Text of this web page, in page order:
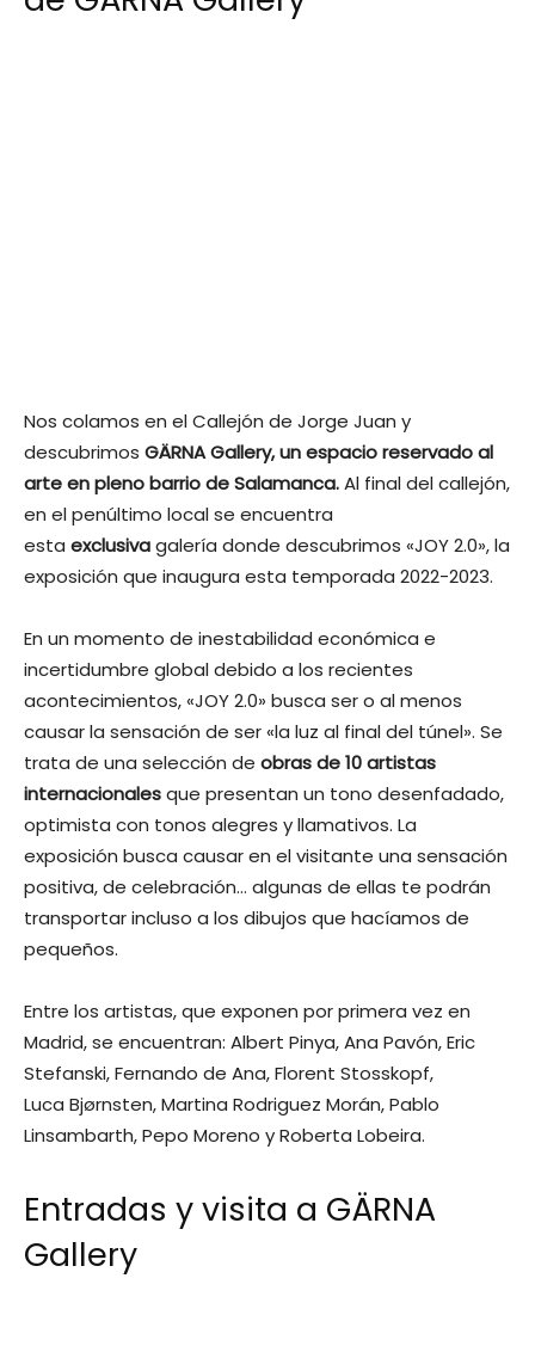
Nos colamos en el Callejón de Jorge Juan y
descubrimos GÄRNA Gallery, un espacio reservado al
arte en pleno barrio de Salamanca.Al final del callejón,
en el penúltimo local se encuentra
esta exclusivagalería donde descubrimos «JOY 2.0», la
exposición que inaugura esta temporada 2022-2023.
En un momento de inestabilidad económica e
incertidumbre global debido a los recientes
acontecimientos, «JOY 2.0» busca ser o al menos
causar la sensación de ser «la luz al final del túnel». Se
trata de una selección de obras de 10 artistas
internacionalesque presentan un tono desenfadado,
optimista con tonos alegres y llamativos. La
exposición busca causar en el visitante una sensación
positiva, de celebración… algunas de ellas te podrán
transportar incluso a los dibujos que hacíamos de
pequeños.
Entre los artistas, que exponen por primera vez en
Madrid, se encuentran: Albert Pinya, Ana Pavón, Eric
Stefanski, Fernando de Ana, Florent Stosskopf,
Luca Bjørnsten, Martina Rodriguez Morán, Pablo
Linsambarth, Pepo Moreno y Roberta Lobeira.
Entradas y visita a GÄRNA
Gallery